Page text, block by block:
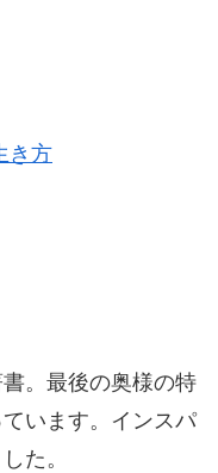
き方
。最後の奥様の特
います。インスパ
た。